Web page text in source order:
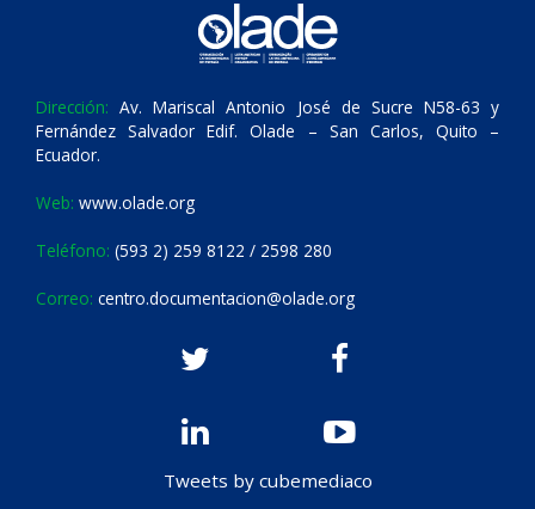
Dirección: Av. Mariscal Antonio José de Sucre N58-63 y
Fernández Salvador Edif. Olade – San Carlos, Quito –
Ecuador.
Web: www.olade.org
Teléfono: (593 2) 259 8122 / 2598 280
Correo: centro.documentacion@olade.org
Tweets by cubemediaco